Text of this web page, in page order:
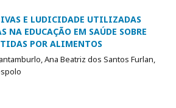
E LUDICIDADE UTILIZADAS
NA EDUCAÇÃO EM SAÚDE SOBRE
POR ALIMENTOS
Ana Beatriz dos Santos Furlan,